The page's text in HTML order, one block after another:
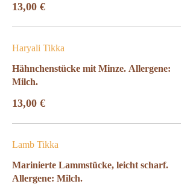
13,00 €
Haryali Tikka
Hähnchenstücke mit Minze. Allergene:
Milch.
13,00 €
Lamb Tikka
Marinierte Lammstücke, leicht scharf.
Allergene: Milch.